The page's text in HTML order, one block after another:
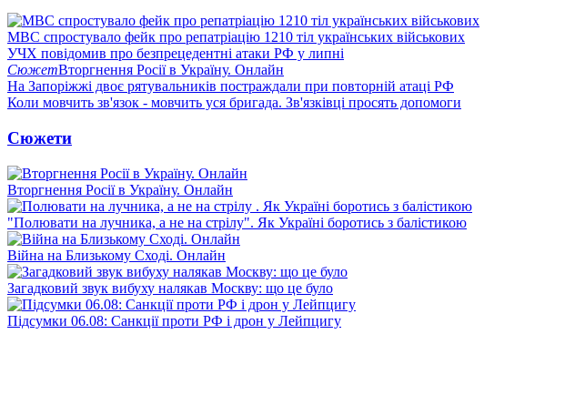
МВС спростувало фейк про репатріацію 1210 тіл українських військових
УЧХ повідомив про безпрецедентні атаки РФ у липні
СюжетВторгнення Росії в Україну. Онлайн
На Запоріжжі двоє рятувальників постраждали при повторній атаці РФ
Коли мовчить зв'язок - мовчить уся бригада. Зв'язківці просять допомоги
Сюжети
Вторгнення Росії в Україну. Онлайн
"Полювати на лучника, а не на стрілу". Як Україні боротись з балістикою
Війна на Близькому Сході. Онлайн
Загадковий звук вибуху налякав Москву: що це було
Підсумки 06.08: Санкції проти РФ і дрон у Лейпцигу